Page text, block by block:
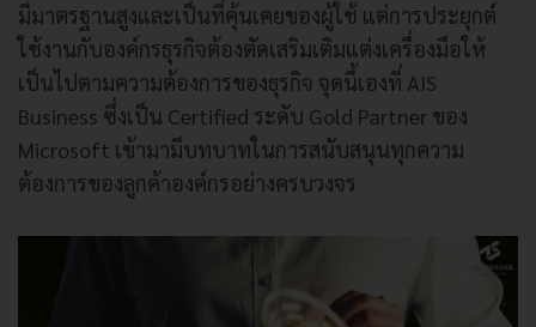
มีมาตรฐานสูงและเป็นที่คุ้นเคยของผู้ใช้ แต่การประยุกต์
ใช้งานกับองค์กรธุรกิจต้องตัดเสริมเติมแต่งเครื่องมือให้
เป็นไปตามความต้องการของธุรกิจ จุดนี้เองที่ AIS
Business ซึ่งเป็น Certified ระดับ Gold Partner ของ
Microsoft เข้ามามีบทบาทในการสนับสนุนทุกความ
ต้องการของลูกค้าองค์กรอย่างครบวงจร